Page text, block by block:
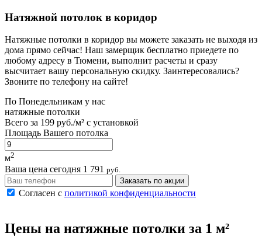
Натяжной потолок в коридор
Натяжные потолки в коридор вы можете заказать не выходя из
дома прямо сейчас! Наш замерщик бесплатно приедете по
любому адресу в Тюмени, выполнит расчеты и сразу
высчитает вашу персональную скидку. Заинтересовались?
Звоните по телефону на сайте!
По Понедельникам у нас
натяжные потолки
Всего за 199 руб./м² с установкой
Площадь Вашего потолка
м2
Ваша цена сегодня 1 791 руб.
Заказать по акции
Согласен с политикой конфиденциальности
Цены на натяжные потолки за 1 м²